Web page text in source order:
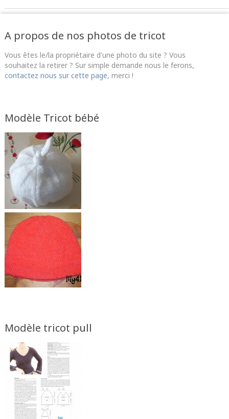
A propos de nos photos de tricot
Vous êtes le/la propriétaire d'une photo du site ? Vous
souhaitez la retirer ? Sur simple demande nous le ferons,
contactez nous sur cette page, merci !
Modèle Tricot bébé
Modèle tricot pull